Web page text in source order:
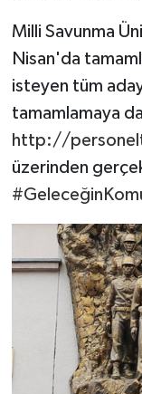
Milli Savunma
Nisan'da
isteyen tüm
tamamlamaya
http://
üzerinden